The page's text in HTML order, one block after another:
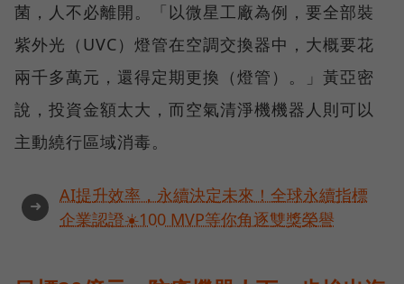
菌，人不必離開。「以微星工廠為例，要全部裝
紫外光（UVC）燈管在空調交換器中，大概要花
兩千多萬元，還得定期更換（燈管）。」黃亞密
說，投資金額太大，而空氣清淨機機器人則可以
主動繞行區域消毒。
➜
AI提升效率，永續決定未來！全球永續指標
企業認證☀️100 MVP等你角逐雙獎榮譽